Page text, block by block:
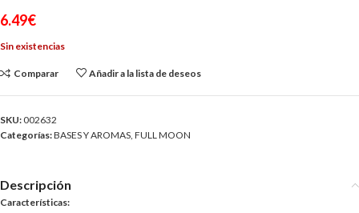
6.49€
Sin existencias
Comparar Añadir a la lista de deseos
SKU: 002632
Categorías:BASES Y AROMAS, FULL MOON
Descripción
Características: